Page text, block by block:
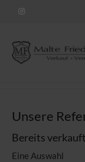
Unsere
Bereits
Eine Auswahl